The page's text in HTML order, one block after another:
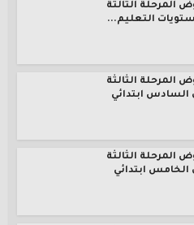
المرحلة الثالثة
التعليم...
المرحلة الثالثة
ابتدائي
المرحلة الثالثة
ابتدائي